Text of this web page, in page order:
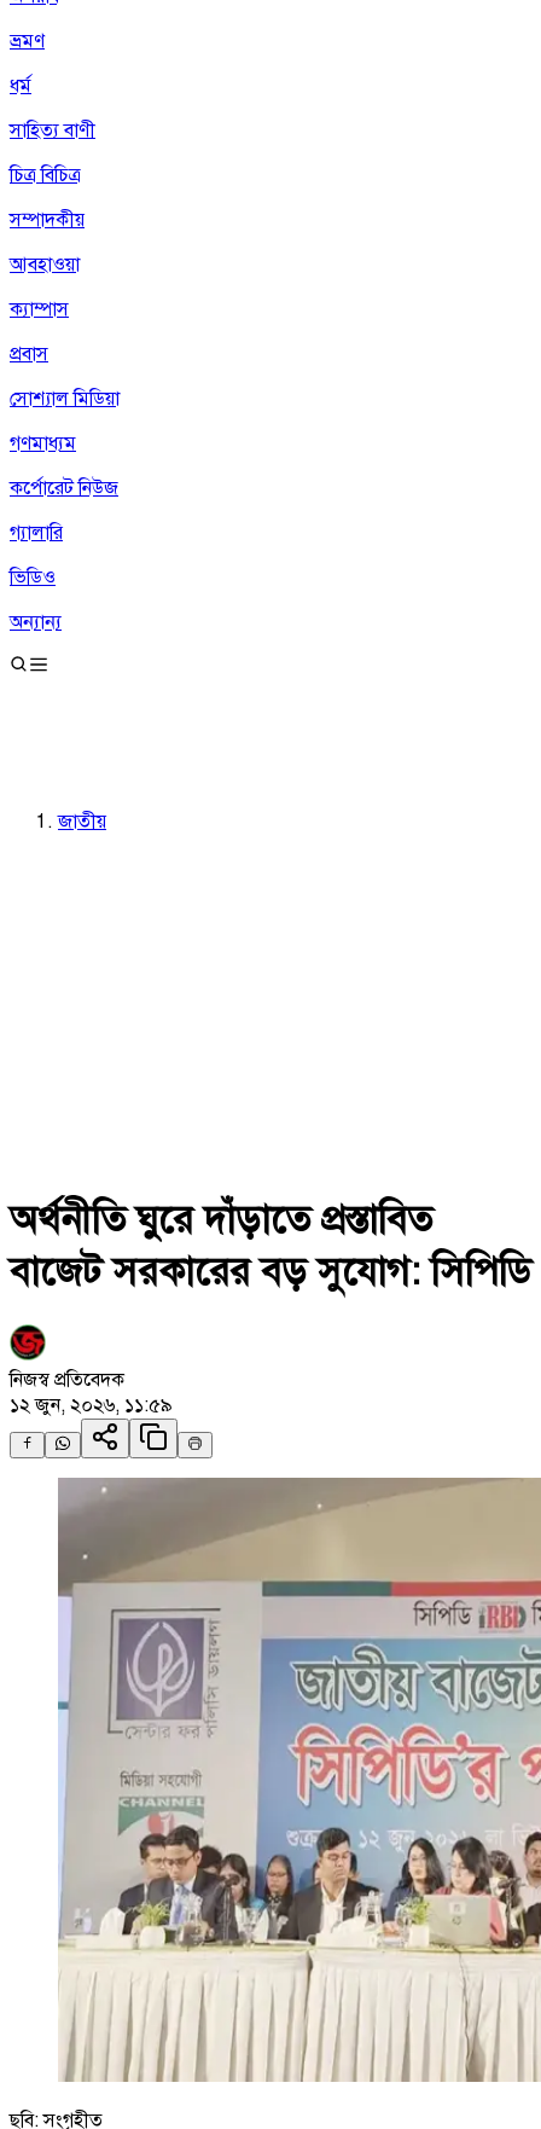
ভ্রমণ
ধর্ম
সাহিত্য বাণী
চিত্র বিচিত্র
সম্পাদকীয়
আবহাওয়া
ক্যাম্পাস
প্রবাস
সোশ্যাল মিডিয়া
গণমাধ্যম
কর্পোরেট নিউজ
গ্যালারি
ভিডিও
অন্যান্য
জাতীয়
অর্থনীতি ঘুরে দাঁড়াতে প্রস্তাবিত
বাজেট সরকারের বড় সুযোগ: সিপিডি
নিজস্ব প্রতিবেদক
১২ জুন, ২০২৬, ১১:৫৯
ছবি: সংগৃহীত